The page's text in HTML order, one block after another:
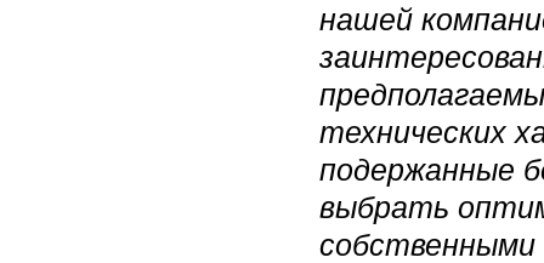
нашей
технических
подержанные
выбрать